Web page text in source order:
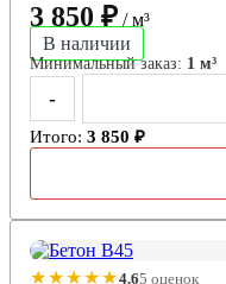
3 850 ₽ / м³
В наличии
Минимальный заказ: 1 м³
-
Итого: 3 850 ₽
★★★★★4.65 оценок